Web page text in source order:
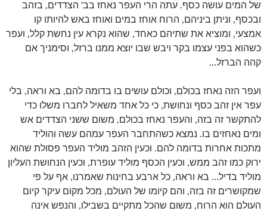
של המים עושה כסף. עתה הרי העפר נאחז בב' הצדדים, בזהב
ובכסף, וניתן ביניהם, הרוח אוחז במים ואוחז באש להיותו קו
אמצעי, ומוציא את שתיהם כאחד, שהוא נקרא עין נחשת קלל, ועפר
כשהוא בפני עצמו בקר ויבש שבו יוצא ממנו ברזל, וסימניך אם
קהה הברזל…
ועפר הזה נאחז בכולם, וכולם עושים בו בדומה להם, בא וראה, בלי
עפר אין זהב כסף ונחושת, כי כל אחד משאיל לחברו משלו כדי
להתקשר זה בזה, והעפר נאחז בכולם, משום ששני הצדדים אש
ומים נאחזים בו. נמצא כשהתחבר העפר עמהם עשה והוליד
מתכות אחרות בדומה להם. וכעין הזהב מוליד העפר פסולת שהוא
ירוק כמו זהב ממש, וכעין הכסף מוליד עופרת, וכעין הנחושת העליון
מוליד בדיל… בא וראה, כל ארבע בחינות שאמרנו, אף על פי
שמקושרים זה בזה, והם קיומו של העולם, מכל מקום עיקר קיום
העולם הוא הרוח, משום שהכל מתקיים בשבילו, והנפש אינה